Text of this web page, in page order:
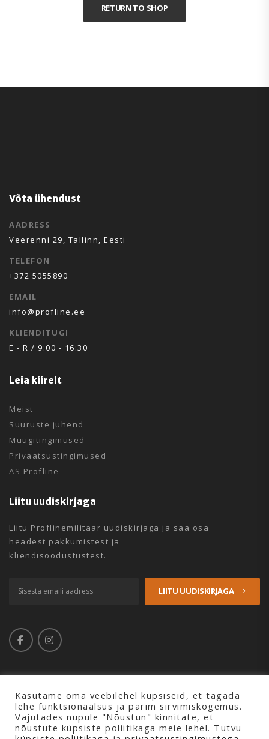
RETURN TO SHOP
Võta ühendust
AADRESS
Veerenni 29, Tallinn, Eesti
TELEFON
+372 5055890
EMAIL
info@profline.ee
KLIENDITUGI
E - R / 9:00 - 16:30
Leia kiirelt
Meist
Suuruste juhend
Müügitingimused
Privaatsustingimused
AS Profline
Liitu uudiskirjaga
Liitu Proflinemilitaar uudiskirjaga ja saa osa
headest pakkumistest ja
kliendisoodustustest.
LIITU UUDISKIRJAGA
Copyright © 2026 Profline AS. Kõik õigused kaitstud.
Kasutame oma veebilehel küpsiseid, et tagada
lehe funktsionaalsus ja parim sirvimiskogemus.
Vajutades nupule "Nõustun" kinnitate, et
nõustute küpsiste poliitikaga meie lehel. Tutvu